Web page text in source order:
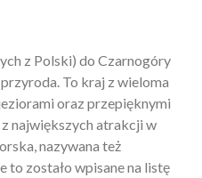
z Polski) do Czarnogóry
To kraj z wieloma
oraz przepięknymi
największych atrakcji w
nazywana też
to zostało wpisane na listę